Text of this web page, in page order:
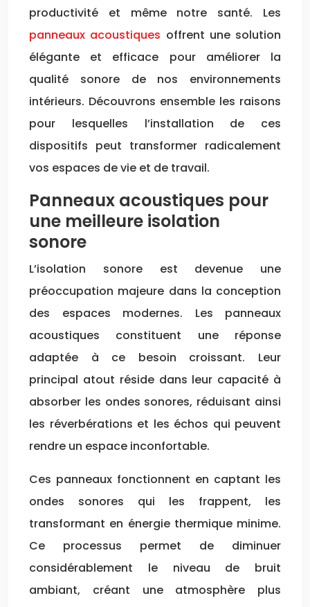
productivité et même notre santé. Les
panneaux acoustiques offrent une solution
élégante et efficace pour améliorer la
qualité sonore de nos environnements
intérieurs. Découvrons ensemble les raisons
pour lesquelles l’installation de ces
dispositifs peut transformer radicalement
vos espaces de vie et de travail.
Panneaux acoustiques pour
une meilleure isolation
sonore
L’isolation sonore est devenue une
préoccupation majeure dans la conception
des espaces modernes. Les panneaux
acoustiques constituent une réponse
adaptée à ce besoin croissant. Leur
principal atout réside dans leur capacité à
absorber les ondes sonores, réduisant ainsi
les réverbérations et les échos qui peuvent
rendre un espace inconfortable.
Ces panneaux fonctionnent en captant les
ondes sonores qui les frappent, les
transformant en énergie thermique minime.
Ce processus permet de diminuer
considérablement le niveau de bruit
ambiant, créant une atmosphère plus